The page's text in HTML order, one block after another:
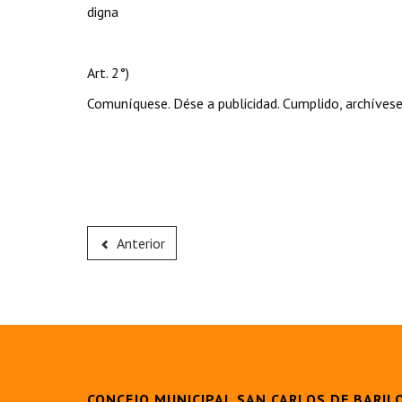
digna
Art. 2°)
Comuníquese. Dése a publicidad. Cumplido,
Anterior